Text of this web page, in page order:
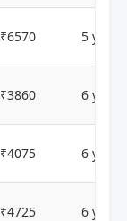
₹6570 5
₹3860 6
₹4075 6
₹4725 6